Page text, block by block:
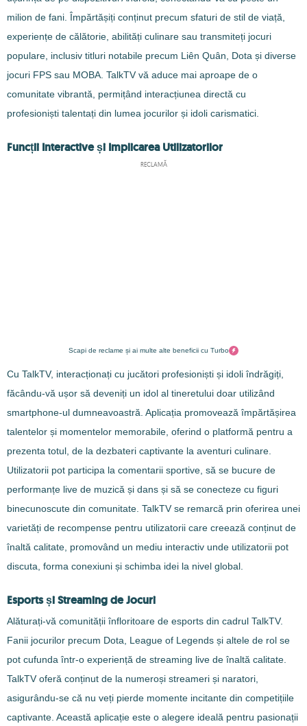
milion de fani. Împărtășiți conținut precum sfaturi de stil de viață,
experiențe de călătorie, abilități culinare sau transmiteți jocuri
populare, inclusiv titluri notabile precum Liên Quân, Dota și diverse
jocuri FPS sau MOBA. TalkTV vă aduce mai aproape de o
comunitate vibrantă, permițând interacțiunea directă cu
profesioniști talentați din lumea jocurilor și idoli carismatici.
Funcții Interactive și Implicarea Utilizatorilor
RECLAMĂ
Scapi de reclame și ai multe alte beneficii cu Turbo
Cu TalkTV, interacționați cu jucători profesioniști și idoli îndrăgiți,
făcându-vă ușor să deveniți un idol al tineretului doar utilizând
smartphone-ul dumneavoastră. Aplicația promovează împărtășirea
talentelor și momentelor memorabile, oferind o platformă pentru a
prezenta totul, de la dezbateri captivante la aventuri culinare.
Utilizatorii pot participa la comentarii sportive, să se bucure de
performanțe live de muzică și dans și să se conecteze cu figuri
binecunoscute din comunitate. TalkTV se remarcă prin oferirea unei
varietăți de recompense pentru utilizatorii care creează conținut de
înaltă calitate, promovând un mediu interactiv unde utilizatorii pot
discuta, forma conexiuni și schimba idei la nivel global.
Esports și Streaming de Jocuri
Alăturați-vă comunității înfloritoare de esports din cadrul TalkTV.
Fanii jocurilor precum Dota, League of Legends și altele de rol se
pot cufunda într-o experiență de streaming live de înaltă calitate.
TalkTV oferă conținut de la numeroși streameri și naratori,
asigurându-se că nu veți pierde momente incitante din competițiile
captivante. Această aplicație este o alegere ideală pentru pasionații